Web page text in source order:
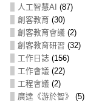
人工智慧AI (87)
創客教育 (30)
創客教育會議 (2)
創客教育研習 (32)
工作日誌 (156)
工作會議 (22)
工程會議 (2)
廣達《游於智》
(5)